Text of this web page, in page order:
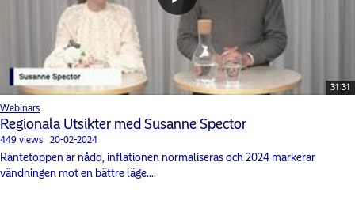
31:31
Webinars
Regionala Utsikter med Susanne Spector
449 views 20-02-2024
Räntetoppen är nådd, inflationen normaliseras och 2024 markerar
vändningen mot en bättre läge....